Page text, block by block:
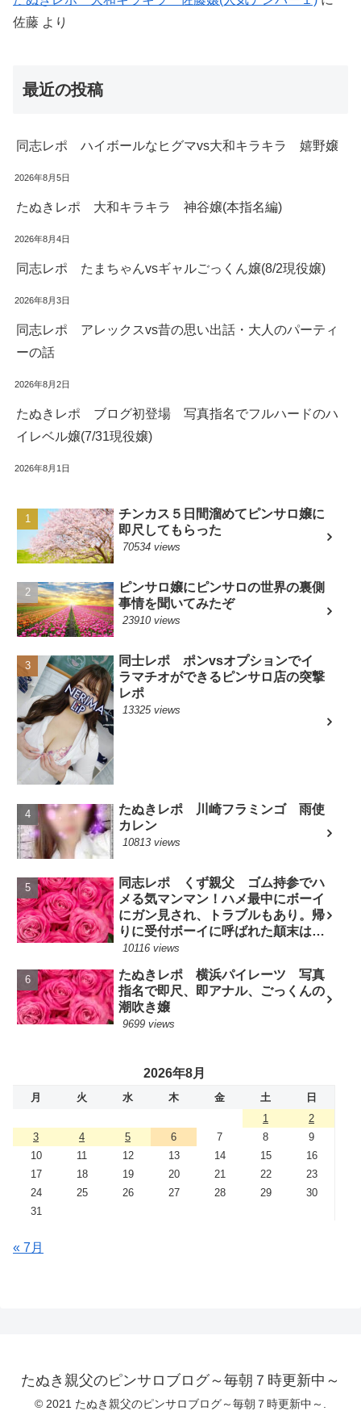
佐藤 より
最近の投稿
同志レポ ハイボールなヒグマvs大和キラキラ 嬉野嬢
2026年8月5日
たぬきレポ 大和キラキラ 神谷嬢(本指名編)
2026年8月4日
同志レポ たまちゃんvsギャルごっくん嬢(8/2現役嬢)
2026年8月3日
同志レポ アレックスvs昔の思い出話・大人のパーティ
ーの話
2026年8月2日
たぬきレポ ブログ初登場 写真指名でフルハードのハ
イレベル嬢(7/31現役嬢)
2026年8月1日
チンカス５日間溜めてピンサロ嬢に
即尺してもらった
70534 views
ピンサロ嬢にピンサロの世界の裏側
事情を聞いてみたぞ
23910 views
同士レポ ポンvsオプションでイ
ラマチオができるピンサロ店の突撃
レポ
13325 views
たぬきレポ 川崎フラミンゴ 雨使
カレン
10813 views
同志レポ くず親父 ゴム持参でハ
メる気マンマン！ハメ最中にボーイ
にガン見され、トラブルもあり。帰
りに受付ボーイに呼ばれた顛末は？
(7/10現役嬢)
10116 views
たぬきレポ 横浜パイレーツ 写真
指名で即尺、即アナル、ごっくんの
潮吹き嬢
9699 views
2026年8月
月 火 水 木 金 土
日
1
2
3
4 5 6 7 8
9
10
11 12 13 14 15
16
17
18 19 20 21 22
23
24
25 26 27 28 29
30
31
« 7月
たぬき親父のピンサロブログ～毎朝７時更新中～
© 2021 たぬき親父のピンサロブログ～毎朝７時更新中～.